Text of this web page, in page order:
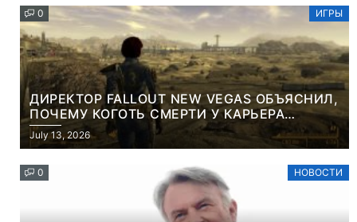
0 ИГРЫ
ДИРЕКТОР FALLOUT NEW VEGAS ОБЪЯСНИЛ,
ПОЧЕМУ КОГОТЬ СМЕРТИ У КАРЬЕРА
НАМЕРЕННО СНОСИТ ВАМ ГОЛОВУ
July 13, 2026
0 НОВОСТИ